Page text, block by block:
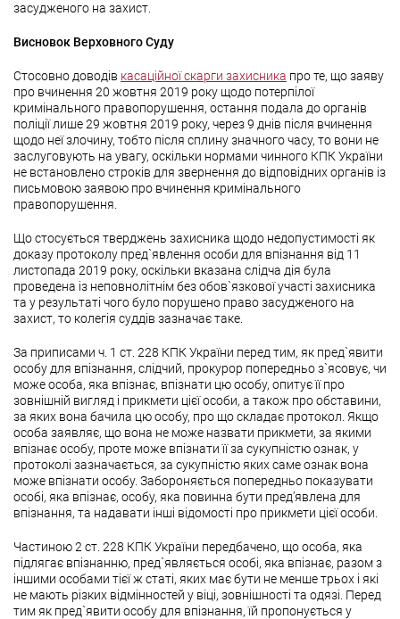
засудженого на захист.
Висновок Верховного Суду
Стосовно доводів касаційної скарги захисника про те, що заяву
про вчинення 20 жовтня 2019 року щодо потерпілої
кримінального правопорушення, остання подала до органів
поліції лише 29 жовтня 2019 року, через 9 днів після вчинення
щодо неї злочину, тобто після сплину значного часу, то вони не
заслуговують на увагу, оскільки нормами чинного КПК України
не встановлено строків для звернення до відповідних органів із
письмовою заявою про вчинення кримінального
правопорушення.
Що стосується тверджень захисника щодо недопустимості як
доказу протоколу пред`явлення особи для впізнання від 11
листопада 2019 року, оскільки вказана слідча дія була
проведена із неповнолітнім без обов`язкової участі захисника
та у результаті чого було порушено право засудженого на
захист, то колегія суддів зазначає таке.
За приписами ч. 1 ст. 228 КПК України перед тим, як пред`явити
особу для впізнання, слідчий, прокурор попередньо з`ясовує, чи
може особа, яка впізнає, впізнати цю особу, опитує її про
зовнішній вигляд і прикмети цієї особи, а також про обставини,
за яких вона бачила цю особу, про що складає протокол. Якщо
особа заявляє, що вона не може назвати прикмети, за якими
впізнає особу, проте може впізнати її за сукупністю ознак, у
протоколі зазначається, за сукупністю яких саме ознак вона
може впізнати особу. Забороняється попередньо показувати
особі, яка впізнає, особу, яка повинна бути пред’явлена для
впізнання, та надавати інші відомості про прикмети цієї особи.
Частиною 2 ст. 228 КПК України передбачено, що особа, яка
підлягає впізнанню, пред`являється особі, яка впізнає, разом з
іншими особами тієї ж статі, яких має бути не менше трьох і які
не мають різких відмінностей у віці, зовнішності та одязі. Перед
тим як пред`явити особу для впізнання, їй пропонується у